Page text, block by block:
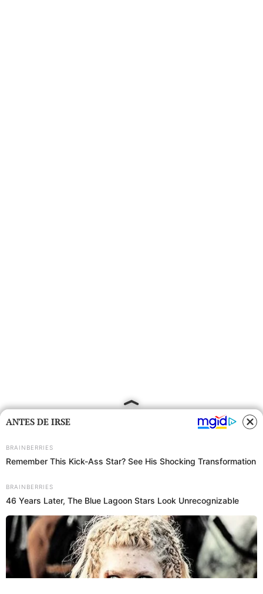
ANTES DE IRSE